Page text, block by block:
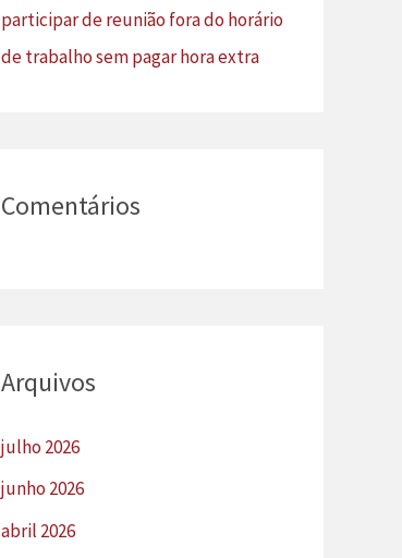
participar de reunião fora do horário
de trabalho sem pagar hora extra
Comentários
Arquivos
julho 2026
junho 2026
abril 2026